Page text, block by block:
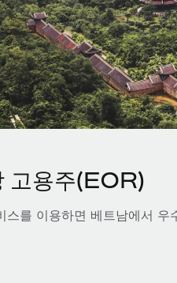
고용주(EOR)
를 이용하면 베트남에서